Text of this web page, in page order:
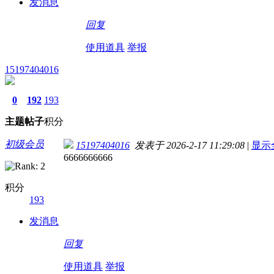
发消息
回复
使用道具 举报
15197404016
0
主题
192
帖子
193
积分
初级会员
积分
193
发消息
15197404016 发表于 2026-2-17 11:29:08 | 显示
6666666666
回复
使用道具 举报